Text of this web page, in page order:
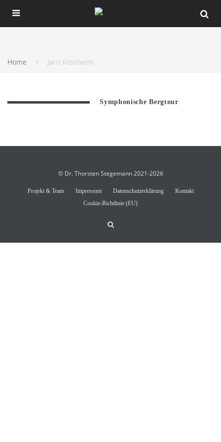
Home Jørn Fossheim
Symphonische Bergtour
© Dr. Thorsten Stegemann 2021-2026
Projekt & Team Impressum Datenschutzerklärung
Kontakt
Cookie-Richtlinie (EU)